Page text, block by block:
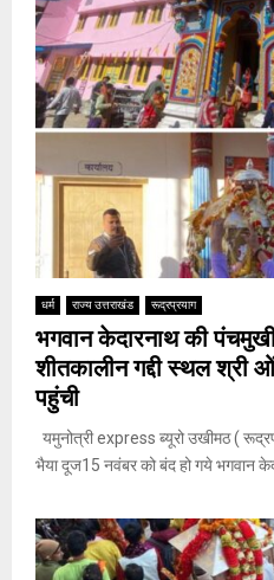
धर्म राज्य उत्तराखंड रूद्रप्रयाग
भगवान केदारनाथ की
शीतकालीन गद्दी स्थल श्री
पहुंची
यमुनोत्री express ब्यूरो उखीमठ (
भैया दूज15 नवंबर को बंद हो गये भगवान